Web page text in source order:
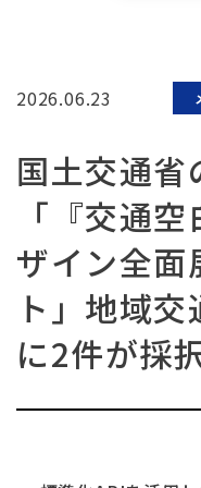
2026.06.23
国土交通省
「『交通
ザイン全面
ト」地域
に2件が採